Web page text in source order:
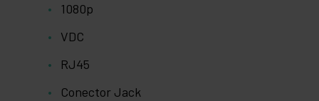
1080p
VDC
RJ45
Conector Jack